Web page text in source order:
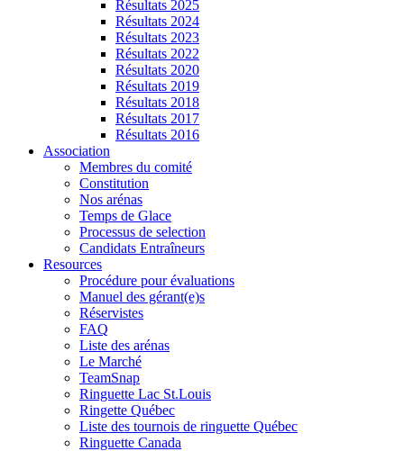
Résultats 2025
Résultats 2024
Résultats 2023
Résultats 2022
Résultats 2020
Résultats 2019
Résultats 2018
Résultats 2017
Résultats 2016
Association
Membres du comité
Constitution
Nos arénas
Temps de Glace
Processus de selection
Candidats Entraîneurs
Resources
Procédure pour évaluations
Manuel des gérant(e)s
Réservistes
FAQ
Liste des arénas
Le Marché
TeamSnap
Ringuette Lac St.Louis
Ringette Québec
Liste des tournois de ringuette Québec
Ringuette Canada